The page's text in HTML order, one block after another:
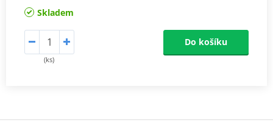
Skladem
(ks)
Do košíku